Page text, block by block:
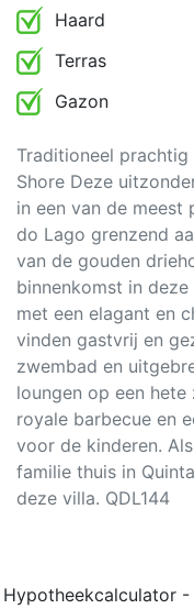
Haard
Terras
Gazon
Traditioneel
Shore Deze
in een van de meest
do Lago grenzend
van de gouden
binnenkomst in
met een elagant en
vinden gastvrij en
zwembad en
loungen op een hete
royale barbecue en
voor de kinderen.
familie thuis in
deze villa. QDL144
Hypotheekcalculator